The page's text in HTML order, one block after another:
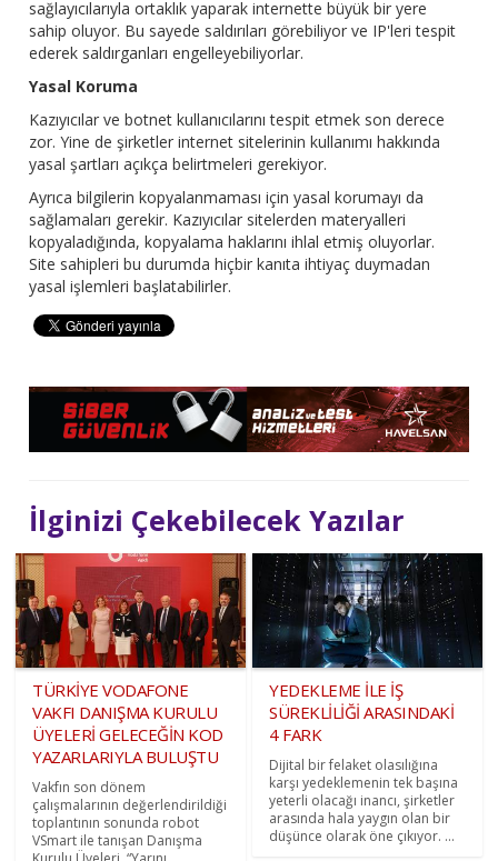
sağlayıcılarıyla ortaklık yaparak internette büyük bir yere
sahip oluyor. Bu sayede saldırıları görebiliyor ve IP'leri tespit
ederek saldırganları engelleyebiliyorlar.
Yasal Koruma
Kazıyıcılar ve botnet kullanıcılarını tespit etmek son derece
zor. Yine de şirketler internet sitelerinin kullanımı hakkında
yasal şartları açıkça belirtmeleri gerekiyor.
Ayrıca bilgilerin kopyalanmaması için yasal korumayı da
sağlamaları gerekir. Kazıyıcılar sitelerden materyalleri
kopyaladığında, kopyalama haklarını ihlal etmiş oluyorlar.
Site sahipleri bu durumda hiçbir kanıta ihtiyaç duymadan
yasal işlemleri başlatabilirler.
İlginizi Çekebilecek Yazılar
TÜRKİYE VODAFONE
VAKFI DANIŞMA KURULU
ÜYELERİ GELECEĞİN KOD
YAZARLARIYLA BULUŞTU
Vakfın son dönem
çalışmalarının değerlendirildiği
toplantının sonunda robot
VSmart ile tanışan Danışma
YEDEKLEME İLE İŞ
SÜREKLİLİĞİ ARASINDAKİ
4 FARK
Dijital bir felaket olasılığına
karşı yedeklemenin tek başına
yeterli olacağı inancı, şirketler
arasında hala yaygın olan bir
düşünce olarak öne çıkıyor. ...